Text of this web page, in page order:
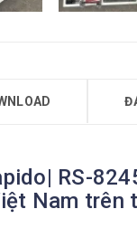
RS-
Nam trên